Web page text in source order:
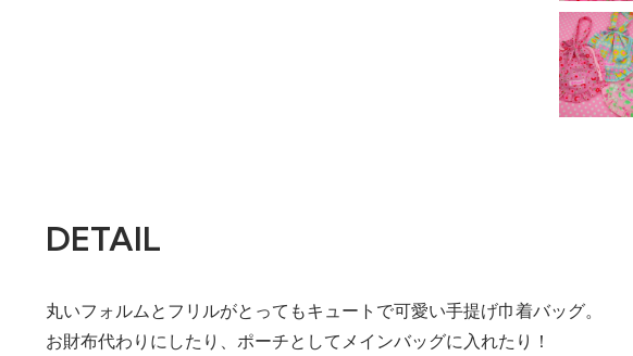
DETAIL
丸いフォルムとフリルがとってもキュートで可愛い手提げ巾着バッグ。
お財布代わりにしたり、ポーチとしてメインバッグに入れたり！